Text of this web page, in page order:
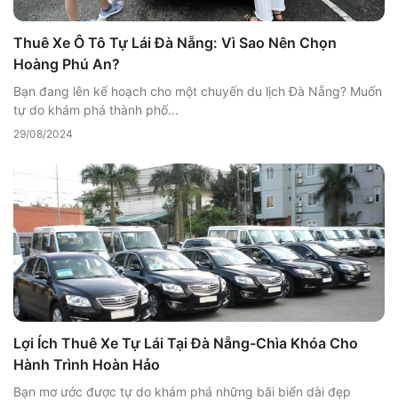
Thuê Xe Ô Tô Tự Lái Đà Nẵng: Vì Sao Nên Chọn
Hoàng Phú An?
Bạn đang lên kế hoạch cho một chuyến du lịch Đà Nẵng? Muốn
tự do khám phá thành phố...
29/08/2024
Lợi Ích Thuê Xe Tự Lái Tại Đà Nẵng-Chìa Khóa Cho
Hành Trình Hoàn Hảo
Bạn mơ ước được tự do khám phá những bãi biển dài đẹp